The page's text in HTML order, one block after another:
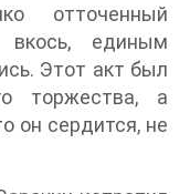
отточенный
единым
Этот акт был
торжества, а
он сердится, не